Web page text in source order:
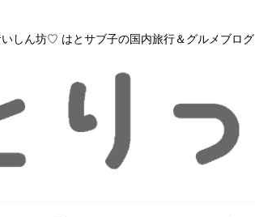
しん坊♡ はとサブ子の国内旅行＆グルメブログ